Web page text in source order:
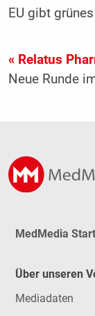
EU gibt
« Relatus
Neue Runde
MedMedia
Über unseren
Mediadaten